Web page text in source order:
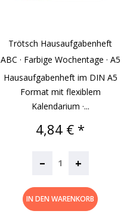
Trötsch Hausaufgabenheft
ABC · Farbige Wochentage · A5
Hausaufgabenheft im DIN A5
Format mit flexiblem
Kalendarium ·...
Preis
4,84 € *
– +
IN DEN WARENKORB